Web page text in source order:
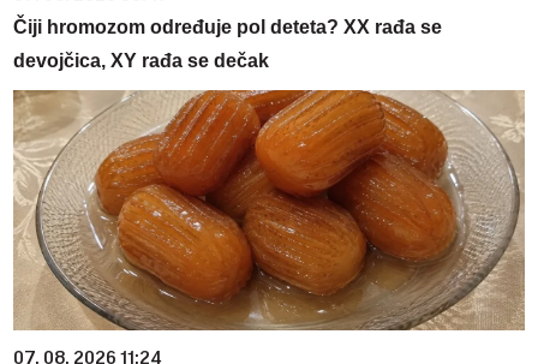
Čiji hromozom određuje pol deteta? XX rađa se
devojčica, XY rađa se dečak
07. 08. 2026 11:24